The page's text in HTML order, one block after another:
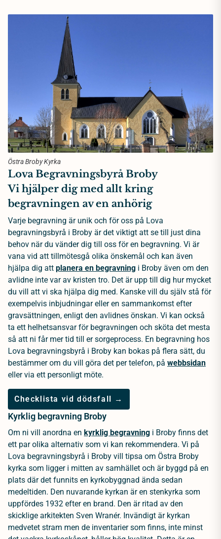
Lova Begravningsbyrå Broby
Vi hjälper dig med allt kring
begravningen av en anhörig
Varje begravning är unik och för oss på Lova
begravningsbyrå i Broby är det viktigt att se till just dina
behov när du vänder dig till oss för en begravning. Vi är
vana vid att tillmötesgå olika önskemål och kan även
hjälpa dig att planera en begravning i Broby även om den
avlidne inte var av kristen tro. Det är upp till dig hur mycket
du vill att vi ska hjälpa dig med. Kanske vill du själv stå för
exempelvis inbjudningar eller en sammankomst efter
gravsättningen, enligt den avlidnes önskan. Vi kan också
ta ett helhetsansvar för begravningen och sköta det mesta
så att ni får mer tid till er sorgeprocess. En begravning hos
Lova begravningsbyrå i Broby kan bokas på flera sätt, du
bestämmer om du vill göra det per telefon, på webbsidan
eller via ett personligt möte.
Checklista vid dödsfall →
Östra Broby Kyrka
Kyrklig begravning Broby
Om ni vill anordna en kyrklig begravning i Broby finns det
ett par olika alternativ som vi kan rekommendera. Vi på
Lova begravningsbyrå i Broby vill tipsa om Östra Broby
kyrka som ligger i mitten av samhället och är byggd på en
plats där det funnits en kyrkobyggnad ända sedan
medeltiden. Den nuvarande kyrkan är en stenkyrka som
uppfördes 1932 efter en brand. Den är ritad av den
skicklige arkitekten Sven Wranér. Invändigt är kyrkan
medvetet stram men de inventarier som finns, inte minst